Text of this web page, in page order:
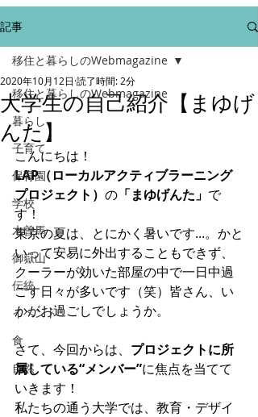
記事
移住と暮らしのWebmagazine
暮らし
子育て
保育園
学校
木曽馬
御嶽山
伝統
イベント
食
自然
移住と暮らしのWebmagazine
大学生の自己紹介【まゆげ
んた】
2020年10月12日 読了時間: 2分
こんにちは！
LAP（ローカルアクティブラーニング
プロジェクト） の 「まゆげんた」 で
す！
東京の夏は、とにかく暑いです...。かと
いって安易に外出することもできず、
クーラーが効いた部屋の中で一日中過
ごす日々が多いです（笑）皆さん、い
かがお過ごしでしょうか。
さて、今回からは、 プロジェクトに所
属している“メンバー”に焦点を当てて
いきます！
私たちの通う大学では、教育・デザイ